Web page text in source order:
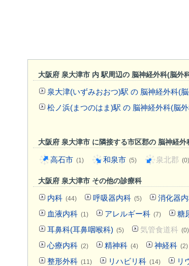
大阪府 泉大津市 内 駅周辺の 脳神経外科(脳外
泉大津(いずみおおつ)駅 の 脳神経外科(
松ノ浜(まつのはま)駅 の 脳神経外科(脳
大阪府 泉大津市 に隣接する市区郡の 脳神経外
高石市 (1) 和泉市 (5) 泉北郡 (0)
大阪府 泉大津市 その他の診療科
内科 (44) 呼吸器内科 (5) 消化器
血液内科 (1) アレルギー科 (7) 糖
耳鼻科(耳鼻咽喉科) (5) 気管食道科 (0)
心療内科 (2) 精神科 (4) 神経科 (2)
整形外科 (11) リハビリ科 (14) リ